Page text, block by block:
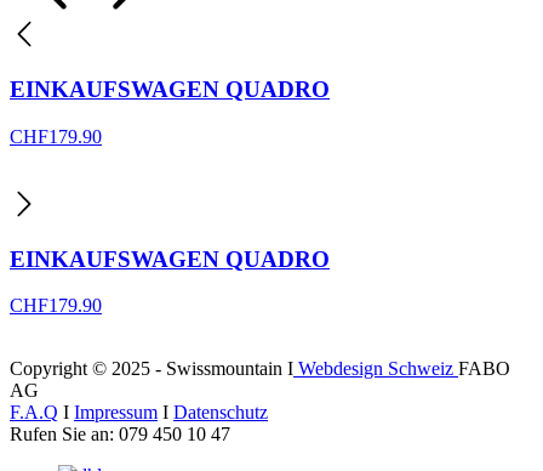
EINKAUFSWAGEN QUADRO
CHF179.90
EINKAUFSWAGEN QUADRO
CHF179.90
Copyright © 2025 - Swissmountain I Webdesign Schweiz FABO
AG
F.A.Q I Impressum I Datenschutz
Rufen Sie an: 079 450 10 47